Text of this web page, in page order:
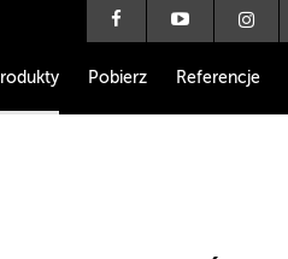
Pobierz Referencje